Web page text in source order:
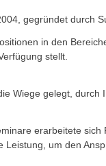
gegründet durch
in den
stellt.
Wiege gelegt,
erarbeitete
um den